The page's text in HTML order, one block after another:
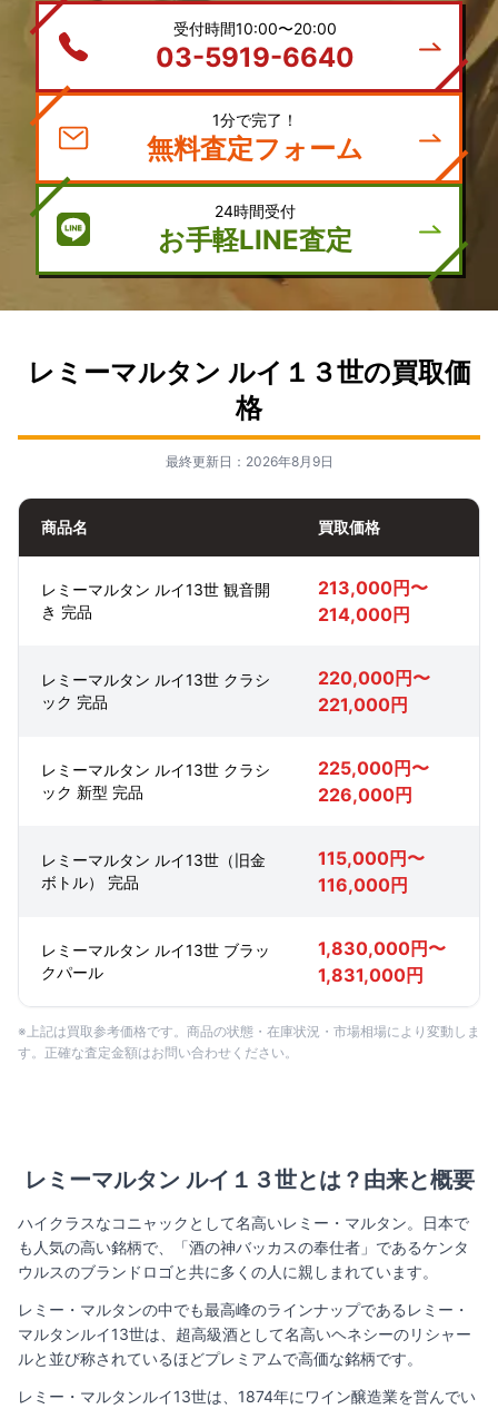
受付時間10:00〜20:00
03-5919-6640
1分で完了！
無料査定フォーム
24時間受付
お手軽LINE査定
レミーマルタン ルイ１３世の買取価
格
最終更新日：2026年8月9日
商品名 買取価格
レミーマルタン ルイ13世 観音開
き 完品
213,000円〜
214,000円
レミーマルタン ルイ13世 クラシ
ック 完品
220,000円〜
221,000円
レミーマルタン ルイ13世 クラシ
ック 新型 完品
225,000円〜
226,000円
レミーマルタン ルイ13世（旧金
ボトル） 完品
115,000円〜
116,000円
レミーマルタン ルイ13世 ブラッ
クパール
1,830,000円〜
1,831,000円
※上記は買取参考価格です。商品の状態・在庫状況・市場相場により変動しま
す。正確な査定金額はお問い合わせください。
レミーマルタン ルイ１３世とは？由来と概要
ハイクラスなコニャックとして名高いレミー・マルタン。日本で
も人気の高い銘柄で、「酒の神バッカスの奉仕者」であるケンタ
ウルスのブランドロゴと共に多くの人に親しまれています。
レミー・マルタンの中でも最高峰のラインナップであるレミー・
マルタンルイ13世は、超高級酒として名高いヘネシーのリシャー
ルと並び称されているほどプレミアムで高価な銘柄です。
レミー・マルタンルイ13世は、1874年にワイン醸造業を営んでい